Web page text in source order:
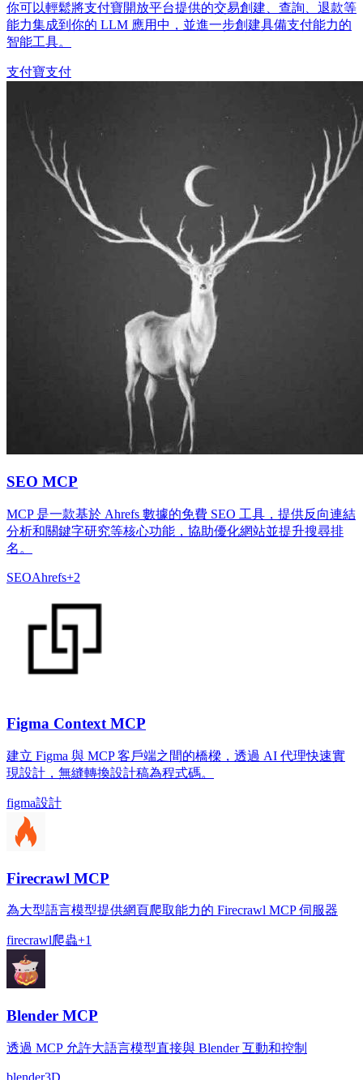
你可以輕鬆將支付寶開放平台提供的交易創建、查詢、退款等
能力集成到你的 LLM 應用中，並進一步創建具備支付能力的
智能工具。
支付寶支付
SEO MCP
MCP 是一款基於 Ahrefs 數據的免費 SEO 工具，提供反向連結
分析和關鍵字研究等核心功能，協助優化網站並提升搜尋排
名。
SEOAhrefs+2
Figma Context MCP
建立 Figma 與 MCP 客戶端之間的橋樑，透過 AI 代理快速實
現設計，無縫轉換設計稿為程式碼。
figma設計
Firecrawl MCP
為大型語言模型提供網頁爬取能力的 Firecrawl MCP 伺服器
firecrawl爬蟲+1
Blender MCP
透過 MCP 允許大語言模型直接與 Blender 互動和控制
blender3D